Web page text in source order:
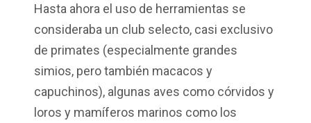
Hasta ahora el uso de herramientas se
consideraba un club selecto, casi exclusivo
de primates (especialmente grandes
simios, perotambién macacos y
capuchinos), algunas aves como córvidos y
loros y mamíferos marinos como los